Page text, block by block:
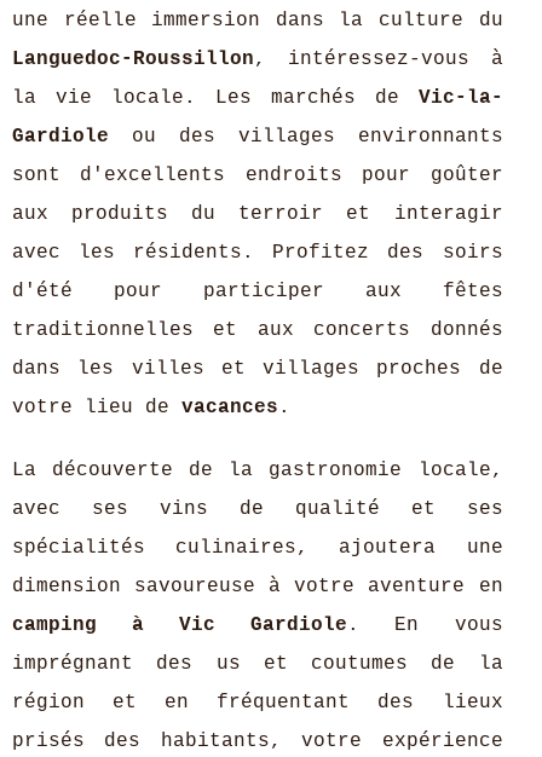
une réelle immersion dans la culture du
Languedoc-Roussillon, intéressez-vous à
la vie locale. Les marchés de Vic-la-
Gardiole ou des villages environnants
sont d'excellents endroits pour goûter
aux produits du terroir et interagir
avec les résidents. Profitez des soirs
d'été pour participer aux fêtes
traditionnelles et aux concerts donnés
dans les villes et villages proches de
votre lieu de vacances .
La découverte de la gastronomie locale,
avec ses vins de qualité et ses
spécialités culinaires, ajoutera une
dimension savoureuse à votre aventure en
camping à Vic Gardiole . En vous
imprégnant des us et coutumes de la
région et en fréquentant des lieux
prisés des habitants, votre expérience